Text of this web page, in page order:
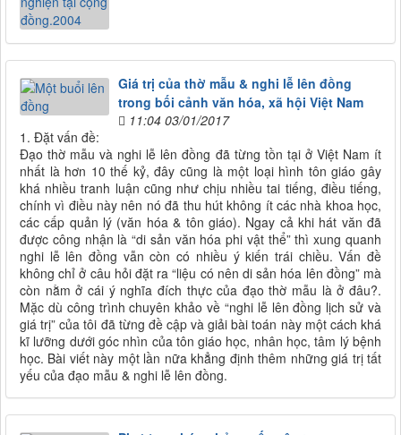
Giá trị của thờ mẫu & nghi lễ lên đồng
trong bối cảnh văn hóa, xã hội Việt Nam
11:04 03/01/2017
1. Đặt vấn đề:
Đạo thờ mẫu và nghi lễ lên đồng đã từng tồn tại ở Việt Nam ít
nhất là hơn 10 thế kỷ, đây cũng là một loại hình tôn giáo gây
khá nhiều tranh luận cũng như chịu nhiều tai tiếng, điều tiếng,
chính vì điều này nên nó đã thu hút không ít các nhà khoa học,
các cấp quản lý (văn hóa & tôn giáo). Ngay cả khi hát văn đã
được công nhận là “di sản văn hóa phi vật thể” thì xung quanh
nghi lễ lên đồng vẫn còn có nhiều ý kiến trái chiều. Vấn đề
không chỉ ở câu hỏi đặt ra “liệu có nên di sản hóa lên đồng” mà
còn nằm ở cái ý nghĩa đích thực của đạo thờ mẫu là ở đâu?.
Mặc dù công trình chuyên khảo về “nghi lễ lên đồng lịch sử và
giá trị” của tôi đã từng đề cập và giải bài toán này một cách khá
kĩ lưỡng dưới góc nhìn của tôn giáo học, nhân học, tâm lý bệnh
học. Bài viết này một lần nữa khẳng định thêm những giá trị tất
yếu của đạo mẫu & nghi lễ lên đồng.